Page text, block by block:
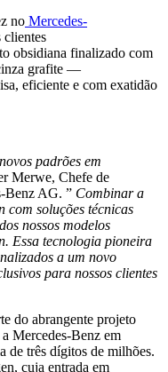
no Mercedes-
clientes
obsidiana finalizado com
grafite —
eficiente e com exatidão
padrões em
Merwe, Chefe de
Benz AG. ” Combinar a
com soluções técnicas
nossos modelos
Essa tecnologia pioneira
a um novo
para nossos clientes
do abrangente projeto
Mercedes-Benz em
de três dígitos de milhões.
cuja entrada em